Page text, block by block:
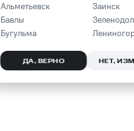
Альметьевск
Бавлы
Бугульма
Заинск
ДА, ВЕРНО НЕТ,